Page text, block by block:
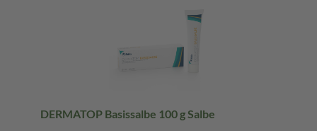
DERMATOP Basissalbe 100 g Salbe